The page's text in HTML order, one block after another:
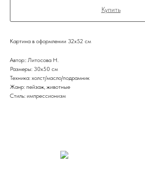
Купить
Картина в оформлении 32х52 см
Автор:: Литосова Н.
Размеры: 30х50 см
Техника: холст/масло/подрамник
Жанр: пейзаж, животные
Стиль: импрессионизм